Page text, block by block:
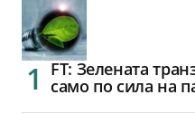
FT: Зелената
само по сила на